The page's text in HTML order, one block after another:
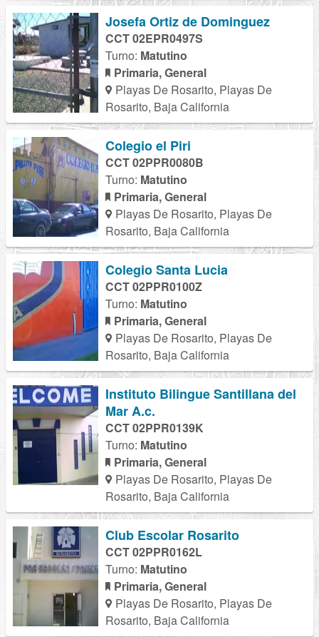
Josefa Ortiz de Dominguez
CCT 02EPR0497S
Turno: Matutino
Primaria, General
Playas De Rosarito, Playas De
Rosarito, Baja California
Colegio el Piri
CCT 02PPR0080B
Turno: Matutino
Primaria, General
Playas De Rosarito, Playas De
Rosarito, Baja California
Colegio Santa Lucia
CCT 02PPR0100Z
Turno: Matutino
Primaria, General
Playas De Rosarito, Playas De
Rosarito, Baja California
Instituto Bilingue Santillana del
Mar A.c.
CCT 02PPR0139K
Turno: Matutino
Primaria, General
Playas De Rosarito, Playas De
Rosarito, Baja California
Club Escolar Rosarito
CCT 02PPR0162L
Turno: Matutino
Primaria, General
Playas De Rosarito, Playas De
Rosarito, Baja California